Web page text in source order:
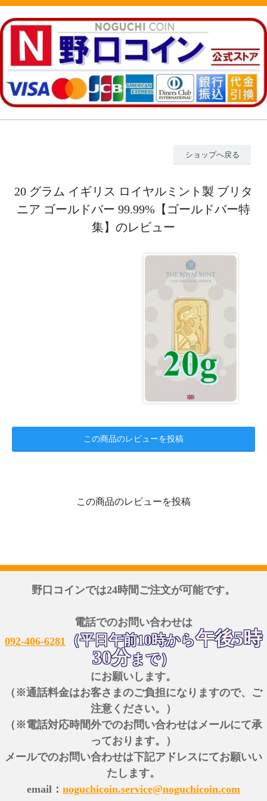
ショップへ戻る
20 グラム イギリス ロイヤルミント製 ブリタ
ニア ゴールドバー 99.99%【ゴールドバー特
集】のレビュー
この商品のレビューを投稿
この商品のレビューを投稿
野口コインでは24時間ご注文が可能です。
電話でのお問い合わせは
092-406-6281
（平日午前10時から午後5時
30分まで）
にお願いします。
（※通話料金はお客さまのご負担になりますので、ご
注意ください。）
（※電話対応時間外でのお問い合わせはメールにて承
っております。）
メールでのお問い合わせは下記アドレスにてお願いい
たします。
email： noguchicoin.service@noguchicoin.com